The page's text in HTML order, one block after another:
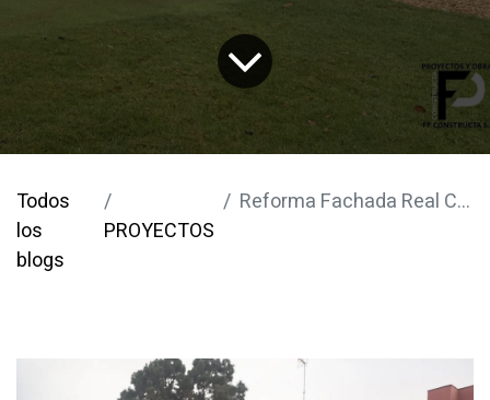
Todos
los
blogs
PROYECTOS
Reforma Fachada Real Club de Golf de Tenerife.